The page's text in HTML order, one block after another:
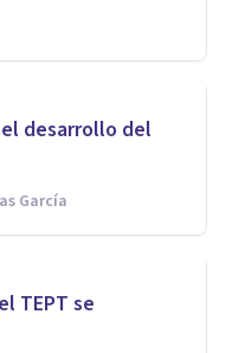
desarrollo del
García
TEPT se